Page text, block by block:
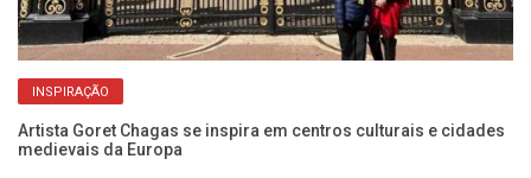
INSPIRAÇÃO
Artista Goret Chagas se inspira em centros culturais e cidades
medievais da Europa